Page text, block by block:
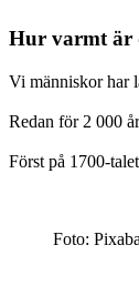
Hur varmt är
Vi människor har
Redan för 2 000
Först på 1700-
Foto: